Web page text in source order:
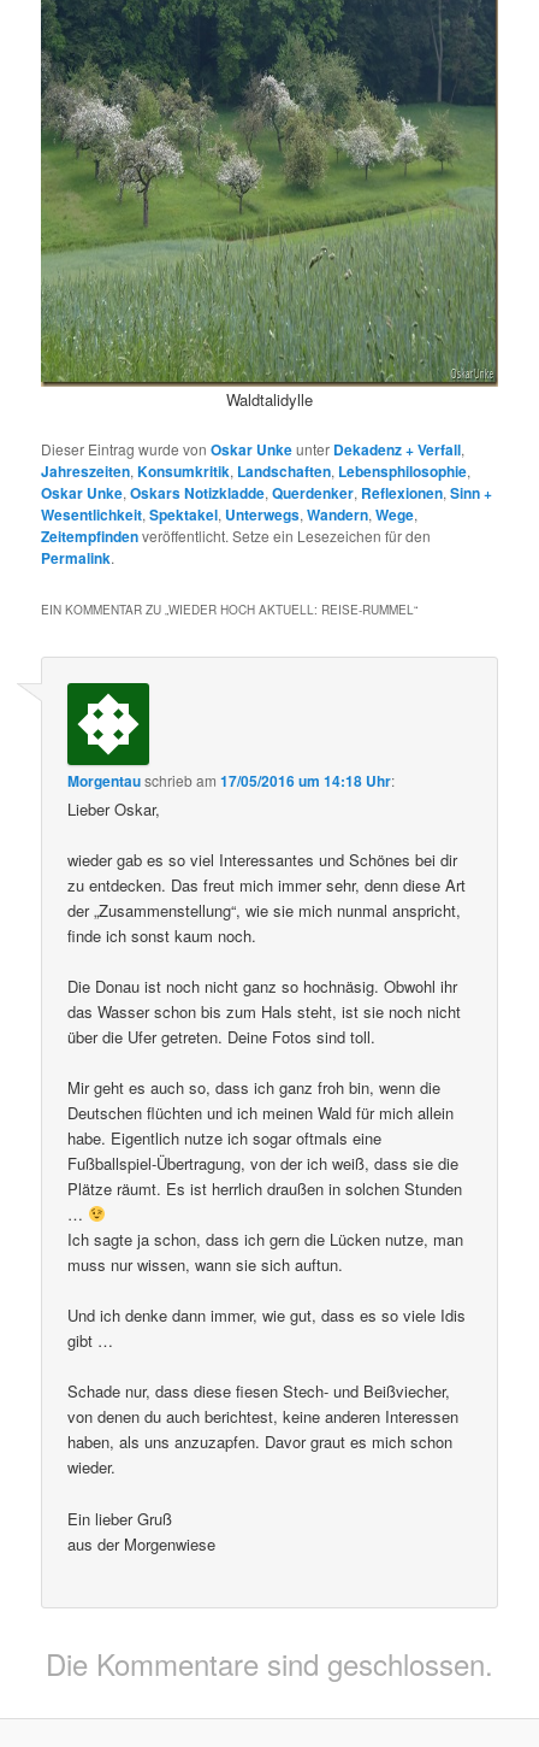
Waldtalidylle
Dieser Eintrag wurde vonOskar Unkeunter Dekadenz + Verfall,
Jahreszeiten,Konsumkritik, Landschaften, Lebensphilosophie,
Oskar Unke,Oskars Notizkladde,Querdenker, Reflexionen,Sinn +
Wesentlichkeit,Spektakel, Unterwegs,Wandern,Wege,
Zeitempfindenveröffentlicht. Setze ein Lesezeichen für den
Permalink.
EIN KOMMENTAR ZU „WIEDER HOCH AKTUELL: REISE-RUMMEL“
Morgentauschriebam17/05/2016 um 14:18 Uhr:
Lieber Oskar,
wieder gab es so viel Interessantes und Schönes bei dir
zu entdecken. Das freut mich immer sehr, denn diese Art
der „Zusammenstellung“, wie sie mich nunmal anspricht,
finde ich sonst kaum noch.
Die Donau ist noch nicht ganz so hochnäsig. Obwohl ihr
das Wasser schon bis zum Hals steht, ist sie noch nicht
über die Ufer getreten. Deine Fotos sind toll.
Mir geht es auch so, dass ich ganz froh bin, wenn die
Deutschen flüchten und ich meinen Wald für mich allein
habe. Eigentlich nutze ich sogar oftmals eine
Fußballspiel-Übertragung, von der ich weiß, dass sie die
Plätze räumt. Es ist herrlich draußen in solchen Stunden
…
Ich sagte ja schon, dass ich gern die Lücken nutze, man
muss nur wissen, wann sie sich auftun.
Und ich denke dann immer, wie gut, dass es so viele Idis
gibt …
Schade nur, dass diese fiesen Stech- und Beißviecher,
von denen du auch berichtest, keine anderen Interessen
haben, als uns anzuzapfen. Davor graut es mich schon
wieder.
Ein lieber Gruß
aus der Morgenwiese
Die Kommentare sind geschlossen.